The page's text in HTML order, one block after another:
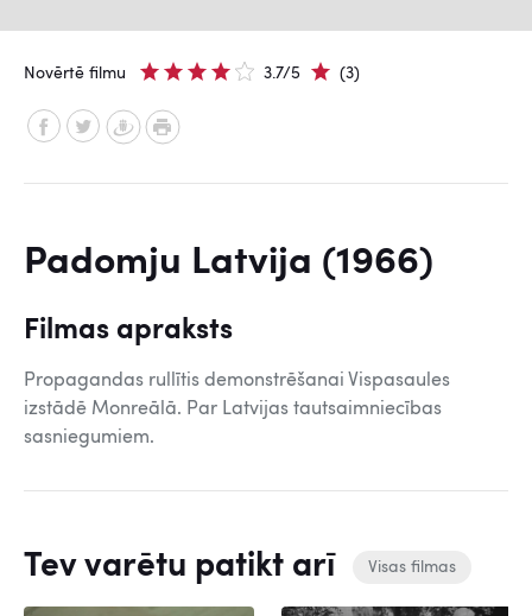
Novērtē filmu 3.7/5 (3)
Padomju Latvija (1966)
Filmas apraksts
Propagandas rullītis demonstrēšanai Vispasaules
izstādē Monreālā. Par Latvijas tautsaimniecības
sasniegumiem.
Tev varētu patikt arī Visas filmas